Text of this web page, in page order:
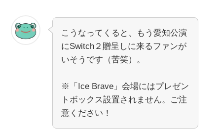
こうなってくると、もう愛知公演
にSwitch２贈呈しに来るファンが
いそうです（苦笑）。
※「Ice Brave」会場にはプレゼン
トボックス設置されません。ご注
意ください！